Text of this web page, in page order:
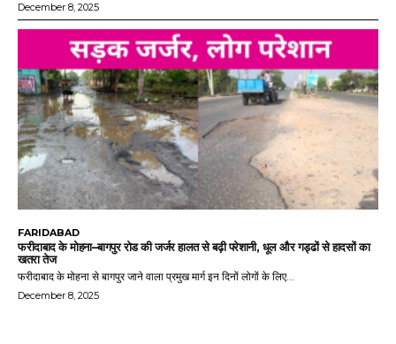
December 8, 2025
FARIDABAD
फरीदाबाद के मोहना–बागपुर रोड की जर्जर हालत से बढ़ी परेशानी, धूल और गड्ढों से हादसों का
खतरा तेज
फरीदाबाद के मोहना से बागपुर जाने वाला प्रमुख मार्ग इन दिनों लोगों के लिए...
December 8, 2025